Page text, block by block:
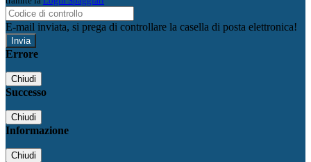
E-mail inviata, si prega di controllare la casella di posta elettronica!
Errore
Chiudi
Successo
Chiudi
Informazione
Chiudi